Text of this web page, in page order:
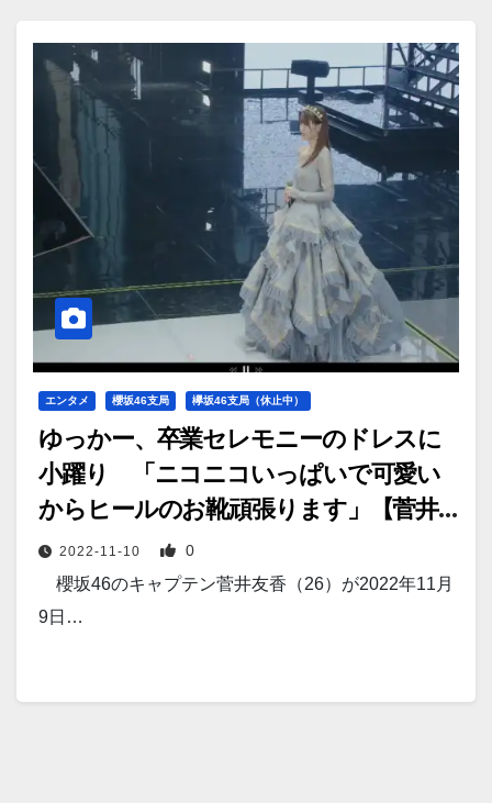
エンタメ 櫻坂46支局 欅坂46支局（休止中）
ゆっかー、卒業セレモニーのドレスに
小躍り 「ニコニコいっぱいで可愛い
からヒールのお靴頑張ります」【菅井
友香、波瀾万丈のアイドル人生に幕
(2)】
2022-11-10 0
櫻坂46のキャプテン菅井友香（26）が2022年11月
9日…